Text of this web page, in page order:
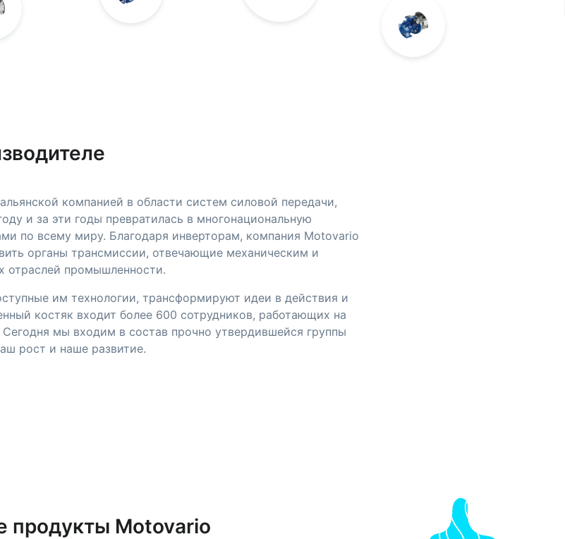
компанией в области систем силовой передачи,
и за эти годы превратилась в многонациональную
по всему миру. Благодаря инверторам, компания Motovario
органы трансмиссии, отвечающие механическим и
отраслей промышленности.
им технологии, трансформируют идеи в действия и
костяк входит более 600 сотрудников, работающих на
мы входим в состав прочно утвердившейся группы
рост и наше развитие.
продукты Motovario